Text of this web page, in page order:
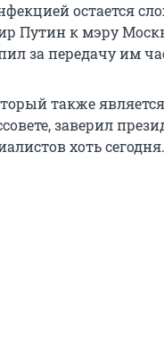
остается
Путин к мэру
за передачу им
также
заверил
хоть сегодня.